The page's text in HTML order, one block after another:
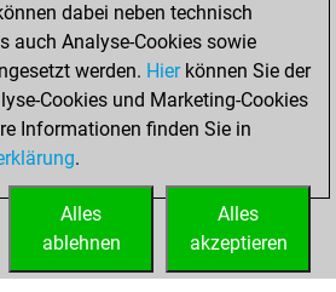
Mai 14,
You played 64
games
Play
You scored +35
-25 in bullet
dabei neben technisch
auch Analyse-Cookies sowie
werden. Hierkönnen Sie der
Cookies und Marketing-Cookies
Informationen finden Sie in
.
Alles
akzeptieren
Alles
ablehnen